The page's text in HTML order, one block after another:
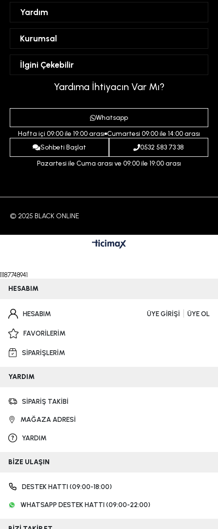
Yardım
Hesabım
Favorilerim
Kurumsal
Mesafeli Satış Sözleşmesi
Üyelik Sözleşmesi
Gizlilik ve Güvenlik Politikası
Ödeme ve Teslimat Koşulları
İptal ve İade Koşulları
İlgini Çekebilir
İndirim
Yardıma İhtiyacın Var Mı?
Whatsapp
Hafta içi 09:00 ile 19:00 arası Cumartesi 09:00 ile 14:00 arası
Sohbeti Başlat
0532 583 73 38
Pazartesi ile Cuma arası ve 09:00 ile 19:00 arası
© 2025 BLACK ONLINE
11187748941
HESABIM
HESABIM ÜYE GİRİŞİ ÜYE OL
FAVORİLERİM
SİPARİŞLERİM
YARDIM
SİPARİŞ TAKİBİ
MAĞAZA ADRESİ
YARDIM
BİZE ULAŞIN
DESTEK HATTI (09:00-18:00)
WHATSAPP DESTEK HATTI (09:00-22:00)